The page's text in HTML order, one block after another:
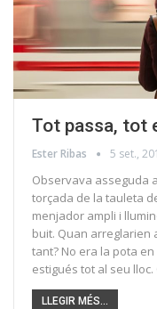
Tot passa, tot
Ester Ribas 5 set.,
Observava asseguda
torçada de la tauleta
menjador ampli i
buit. Quan arreglarien
tant? No era la pota
estigués tot al seu
LLEGIR MÉS...